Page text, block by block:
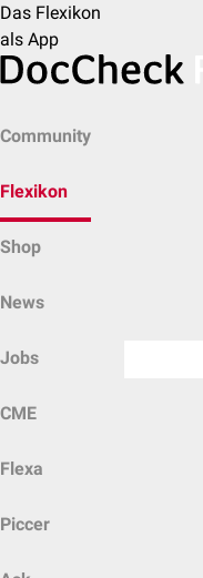
Das Flexikon
als App
Community
Flexikon
Shop
News
Jobs
CME
Flexa
Piccer